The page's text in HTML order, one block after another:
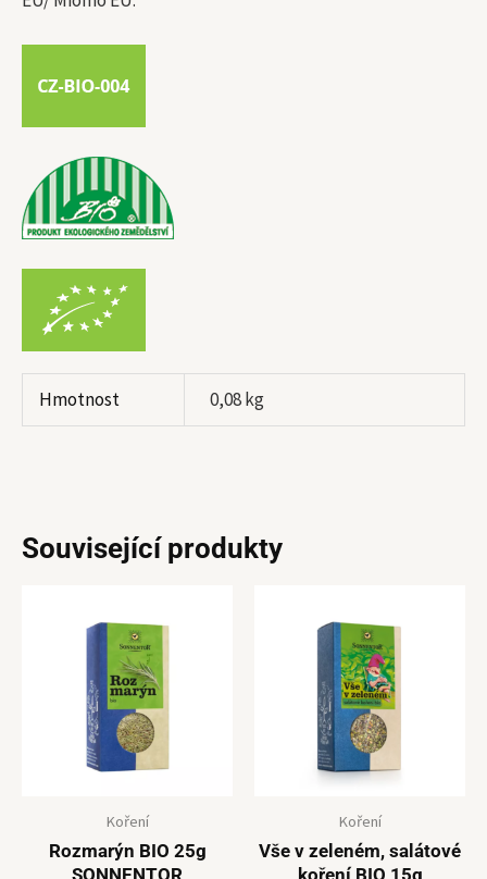
Hmotnost 0,08 kg
Související produkty
Koření
Rozmarýn BIO 25g
Koření
Vše v zeleném, salátové